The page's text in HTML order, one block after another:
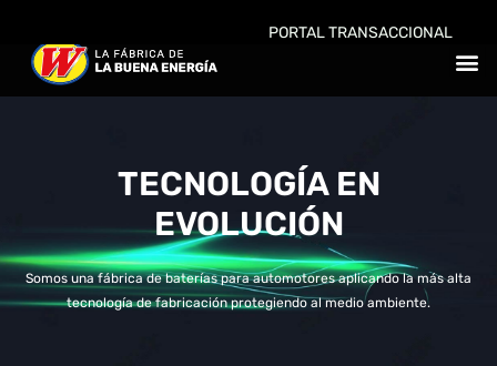
PORTAL TRANSACCIONAL
contenido
TECNOLOGÍA EN
EVOLUCIÓN
Somos una fábrica de baterías para automotores aplicando la más alta
tecnología de fabricación protegiendo al medio ambiente.